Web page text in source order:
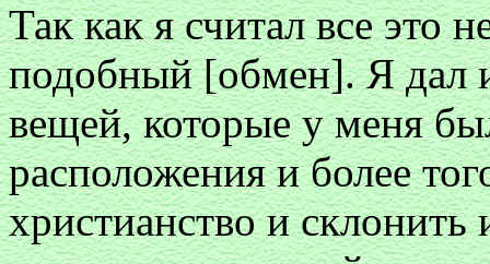
Так как я считал все это
подобный [обмен]. Я дал
вещей, которые у меня
расположения и более
христианство и